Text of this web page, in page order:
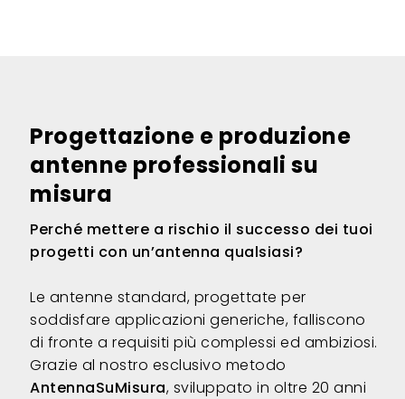
Progettazione e produzione
antenne professionali su
misura
Perché mettere a rischio il successo dei tuoi
progetti con un’antenna qualsiasi?
Le antenne standard, progettate per
soddisfare applicazioni generiche, falliscono
di fronte a requisiti più complessi ed ambiziosi.
Grazie al nostro esclusivo metodo
AntennaSuMisura, sviluppato in oltre 20 anni